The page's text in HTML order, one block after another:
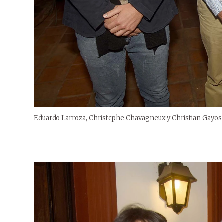
Eduardo Larroza, Christophe Chavagneux y Christian